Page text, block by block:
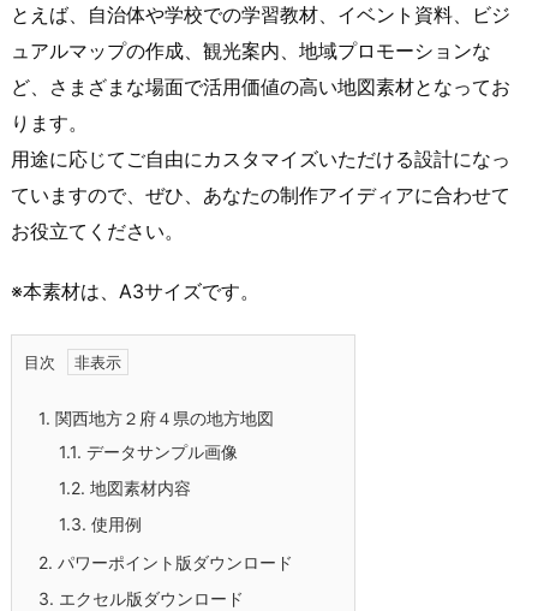
とえば、自治体や学校での学習教材、イベント資料、ビジ
ュアルマップの作成、観光案内、地域プロモーションな
ど、さまざまな場面で活用価値の高い地図素材となってお
ります。
用途に応じてご自由にカスタマイズいただける設計になっ
ていますので、ぜひ、あなたの制作アイディアに合わせて
お役立てください。
※本素材は、A3サイズです。
目次
1. 関西地方２府４県の地方地図
1.1. データサンプル画像
1.2. 地図素材内容
1.3. 使用例
2. パワーポイント版ダウンロード
3. エクセル版ダウンロード